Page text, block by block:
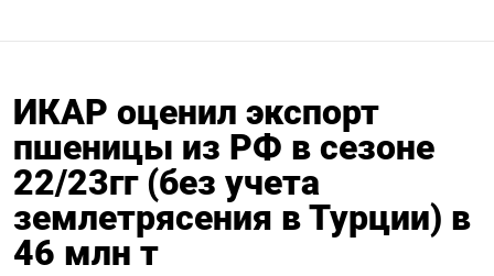
ИКАР оценил экспорт
пшеницы из РФ в сезоне
22/23гг (без учета
землетрясения в Турции) в
46 млн т